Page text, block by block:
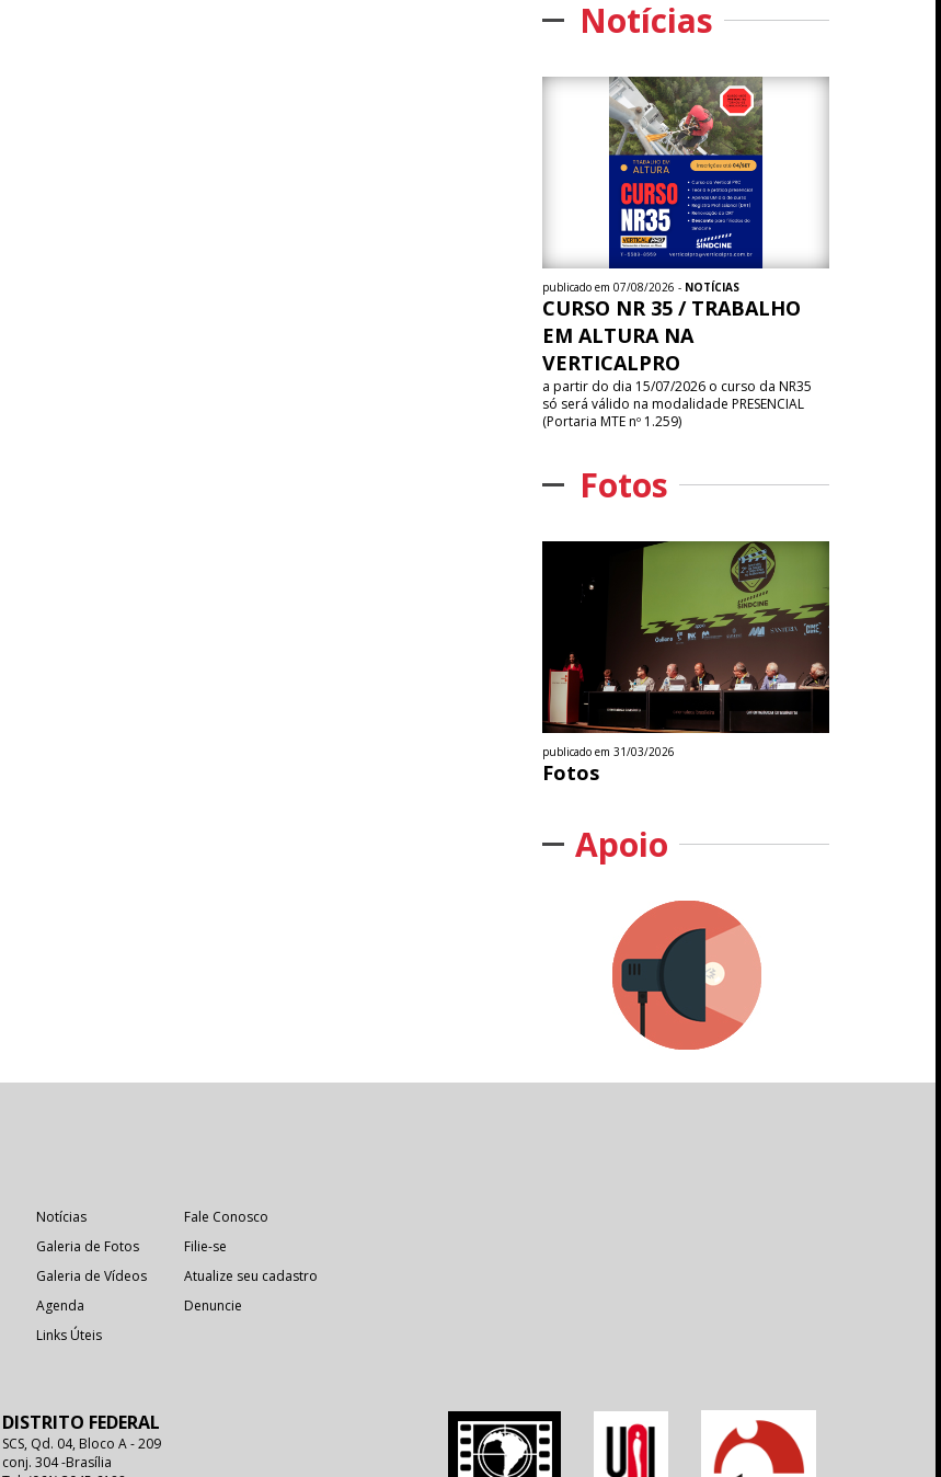
Notícias
publicado em 07/08/2026 - NOTÍCIAS
CURSO NR 35 / TRABALHO
EM ALTURA NA
VERTICALPRO
a partir do dia 15/07/2026 o curso da NR35
só será válido na modalidade PRESENCIAL
(Portaria MTE nº 1.259)
Fotos
publicado em 31/03/2026
Fotos
Apoio
Notícias
Galeria de Fotos
Galeria de Vídeos
Agenda
Links Úteis
Fale Conosco
Filie-se
Atualize seu cadastro
Denuncie
DISTRITO FEDERAL
SCS, Qd. 04, Bloco A - 209
conj. 304 -Brasília